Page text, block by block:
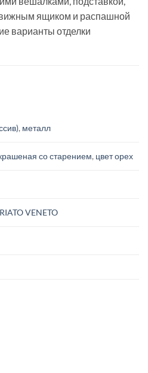
ящиком и распашной
варианты отделки
, металл
со старением, цвет орех
VENETO